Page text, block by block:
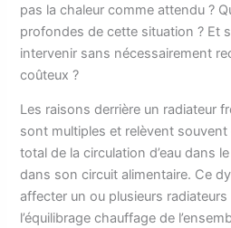
pas la chaleur comme attendu ?
profondes de cette situation ? Et
intervenir sans nécessairement
coûteux ?
Les raisons derrière un radiateur
sont multiples et relèvent souvent
total de la circulation d’eau dans
dans son circuit alimentaire. Ce
affecter un ou plusieurs
l’équilibrage chauffage de